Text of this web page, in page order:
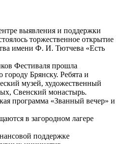
выявления и поддержки
торжественное открытие
имени Ф. И. Тютчева «Есть
Фестиваля прошла
Брянску. Ребята и
музей, художественный
Свенский монастырь.
программа «Званный вечер» и
в загородном лагере
поддержке